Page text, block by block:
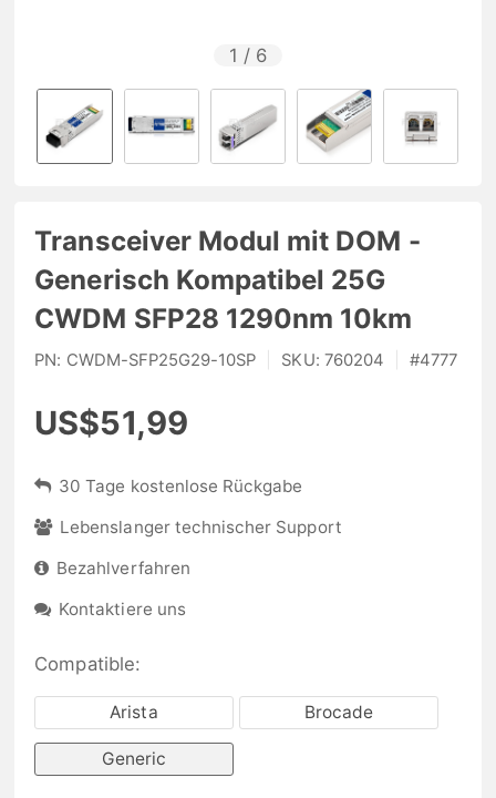
1 / 6
Transceiver Modul mit DOM -
Generisch Kompatibel 25G
CWDM SFP28 1290nm 10km
PN: CWDM-SFP25G29-10SP SKU: 760204 #4777
US$51,99
30 Tage kostenlose Rückgabe
Lebenslanger technischer Support
Bezahlverfahren
Kontaktiere uns
Compatible:
Arista Brocade
Generic